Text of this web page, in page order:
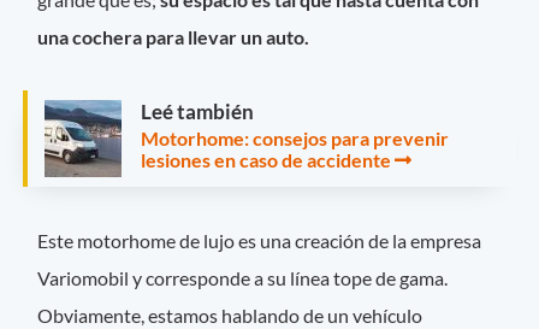
una cochera para llevar un auto.
Leé también
Motorhome: consejos para prevenir
lesiones en caso de accidente
Este motorhome de lujo es una creación de la empresa
Variomobil y corresponde a su línea tope de gama.
Obviamente, estamos hablando de un vehículo